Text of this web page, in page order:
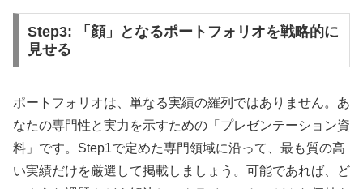
Step3: 「顔」となるポートフォリオを戦略的に
見せる
ポートフォリオは、単なる実績の羅列ではありません。あ
なたの専門性と実力を示すための「プレゼンテーション資
料」です。Step1で定めた専門領域に沿って、最も質の高
い実績だけを厳選して掲載しましょう。可能であれば、ど